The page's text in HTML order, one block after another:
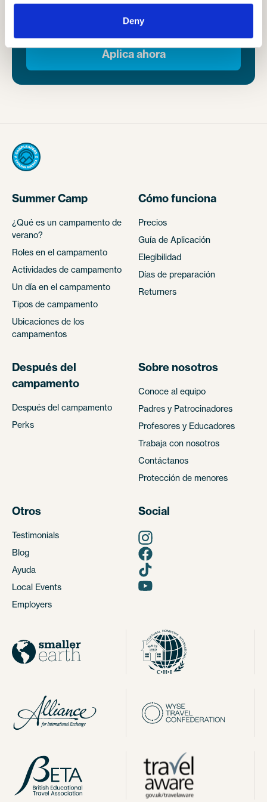
Deny
is waiting.
Aplica ahora
Summer Camp
¿Qué es un campamento de
verano?
Roles en el campamento
Actividades de campamento
Un día en el campamento
Tipos de campamento
Ubicaciones de los
campamentos
Cómo funciona
Precios
Guía de Aplicación
Elegibilidad
Días de preparación
Returners
Después del
campamento
Después del campamento
Perks
Sobre nosotros
Conoce al equipo
Padres y Patrocinadores
Profesores y Educadores
Trabaja con nosotros
Contáctanos
Protección de menores
Otros
Testimonials
Blog
Ayuda
Local Events
Employers
Social